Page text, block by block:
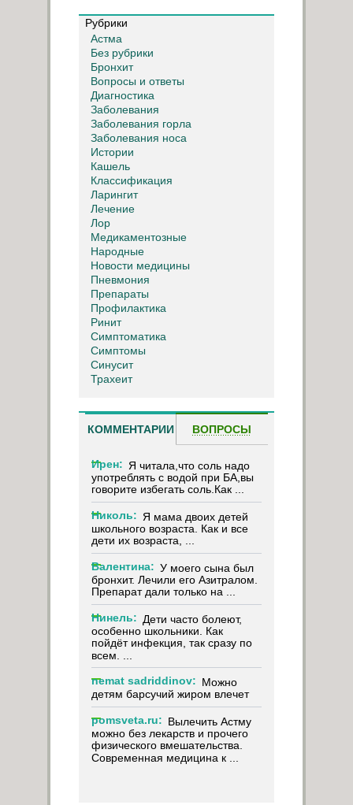
Рубрики
Астма
Без рубрики
Бронхит
Вопросы и ответы
Диагностика
Заболевания
Заболевания горла
Заболевания носа
Истории
Кашель
Классификация
Ларингит
Лечение
Лор
Медикаментозные
Народные
Новости медицины
Пневмония
Препараты
Профилактика
Ринит
Симптоматика
Симптомы
Синусит
Трахеит
КОММЕНТАРИИ ВОПРОСЫ
Ирен: Я читала,что соль надо
употреблять с водой при БА,вы
говорите избегать соль.Как ...
Николь: Я мама двоих детей
школьного возраста. Как и все
дети их возраста, ...
Валентина: У моего сына был
бронхит. Лечили его Азитралом.
Препарат дали только на ...
Нинель: Дети часто болеют,
особенно школьники. Как
пойдёт инфекция, так сразу по
всем. ...
nemat sadriddinov: Можно
детям барсучий жиром влечет
pomsveta.ru: Вылечить Астму
можно без лекарств и прочего
физического вмешательства.
Современная медицина к ...